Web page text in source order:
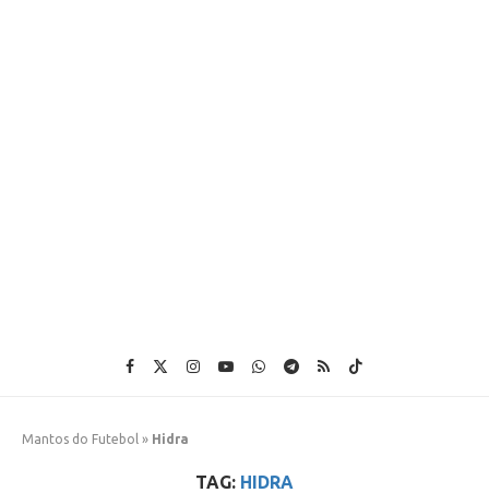
Mantos do Futebol » Hidra
TAG: HIDRA